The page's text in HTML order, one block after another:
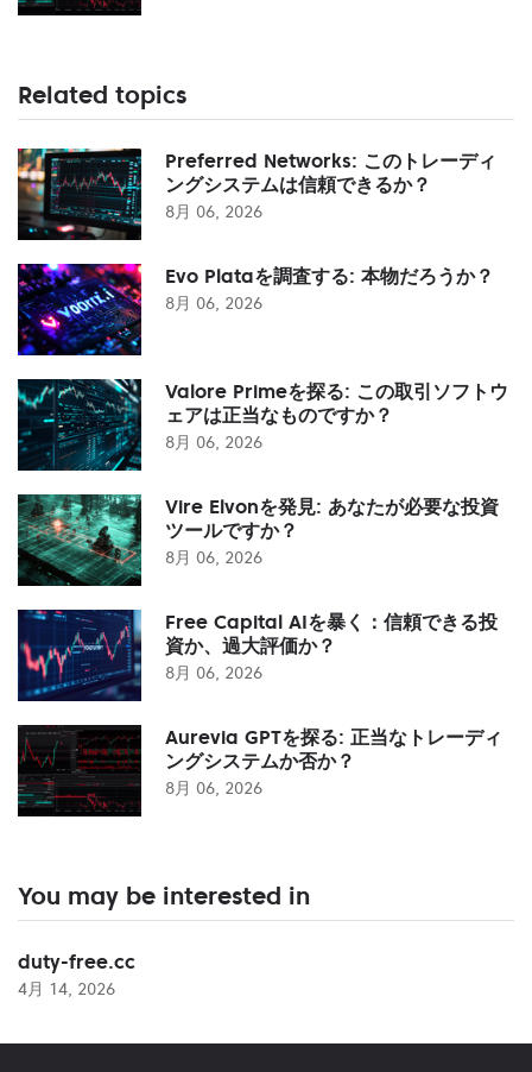
Related topics
Preferred Networks: このトレーディ
ングシステムは信頼できるか？
8月 06, 2026
Evo Plataを調査する: 本物だろうか？
8月 06, 2026
Valore Primeを探る: この取引ソフトウ
ェアは正当なものですか？
8月 06, 2026
Vire Elvonを発見: あなたが必要な投資
ツールですか？
8月 06, 2026
Free Capital AIを暴く：信頼できる投
資か、過大評価か？
8月 06, 2026
Aurevia GPTを探る: 正当なトレーディ
ングシステムか否か？
8月 06, 2026
You may be interested in
duty-free.cc
4月 14, 2026